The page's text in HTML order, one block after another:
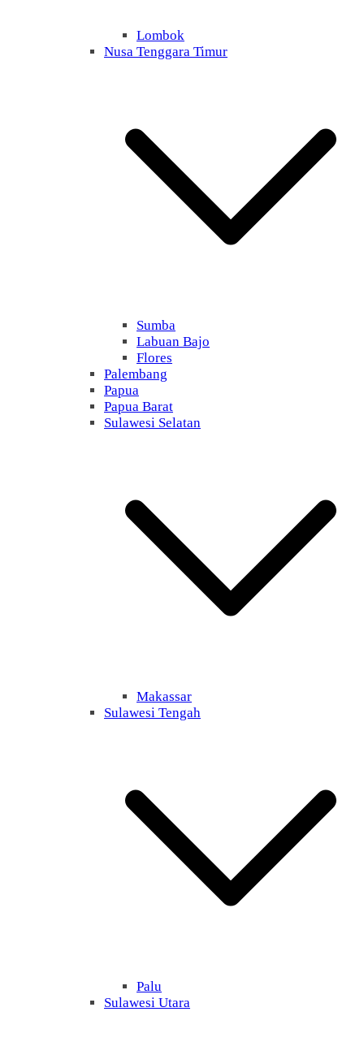
Lombok
Nusa Tenggara Timur
Sumba
Labuan Bajo
Flores
Palembang
Papua
Papua Barat
Sulawesi Selatan
Makassar
Sulawesi Tengah
Palu
Sulawesi Utara